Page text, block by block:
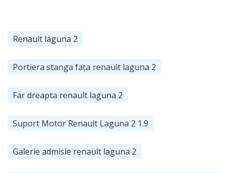
Renault laguna 2
Portiera stanga fața renault laguna 2
Far dreapta renault laguna 2
Suport Motor Renault Laguna 2 1.9
Galerie admisie renault laguna 2